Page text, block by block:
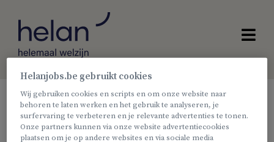
Inschrijven met
Helanjobs.be gebruikt cookies
Wij gebruiken cookies en scripts en om onze website naar
behoren te laten werken en het gebruik te analyseren, je
surfervaring te verbeteren en je relevante advertenties te tonen.
Onze partners kunnen via onze website advertentiecookies
plaatsen om je op andere websites en via sociale media